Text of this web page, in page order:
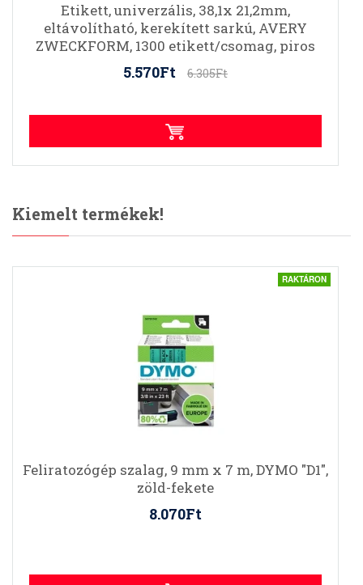
Etikett, univerzális, 38,1x 21,2mm,
eltávolítható, kerekített sarkú, AVERY
ZWECKFORM, 1300 etikett/csomag, piros
5.570Ft 6.305Ft
Kiemelt termékek!
RAKTÁRON
Feliratozógép szalag, 9 mm x 7 m, DYMO "D1",
zöld-fekete
8.070Ft